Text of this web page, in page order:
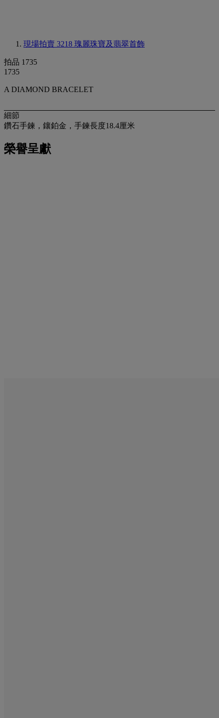
現場拍賣 3218 瑰麗珠寶及翡翠首飾
拍品 1735
1735
A DIAMOND BRACELET
細節
鑽石手鍊，鑲鉑金，手鍊長度18.4厘米
榮譽呈獻